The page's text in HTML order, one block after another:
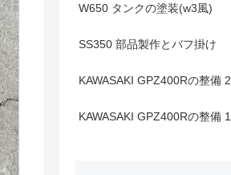
W650 タンクの塗装(w3風)
SS350 部品製作とバフ掛け
KAWASAKI GPZ400Rの整備 2
KAWASAKI GPZ400Rの整備 1